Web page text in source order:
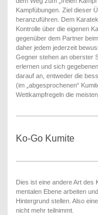
Kampfübungen. Ziel dieser
heranzuführen. Dem
Kontrolle über die eigenen
gegenüber dem Partner
daher jedem jederzeit
Gegner stehen an oberster
erlernen und sich
darauf an, entweder die
(im „abgesprochenen“
Wettkampfregeln die
Ko-Go Kumite
Dies ist eine andere Art des
mentalen Ebene arbeiten
Hintergrund stellen. Also
nicht mehr teilnimmt.